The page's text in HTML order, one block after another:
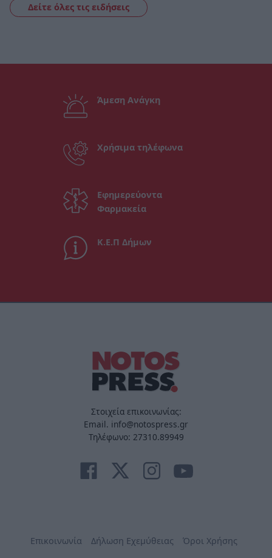
Δείτε όλες τις ειδήσεις
Άμεση Ανάγκη
Χρήσιμα τηλέφωνα
Εφημερεύοντα
Φαρμακεία
Κ.Ε.Π Δήμων
Στοιχεία επικοινωνίας:
Email. info@notospress.gr
Τηλέφωνο: 27310.89949
Επικοινωνία Δήλωση Εχεμύθειας Όροι Χρήσης